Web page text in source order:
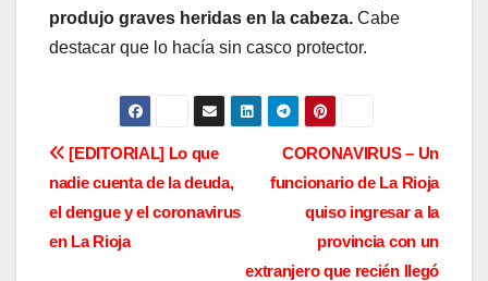
produjo graves heridas en la cabeza. Cabe
destacar que lo hacía sin casco protector.
N
a
v
CORONAVIRUS – Un
funcionario de La Rioja
quiso ingresar a la
provincia con un
extranjero que recién llegó
[EDITORIAL] Lo que
nadie cuenta de la deuda,
el dengue y el coronavirus
en La Rioja